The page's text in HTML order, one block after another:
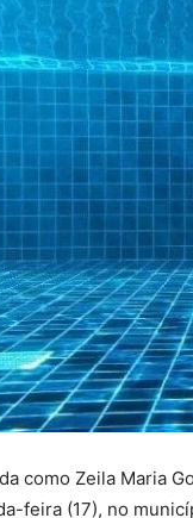
como Zeila Maria
feira (17), no